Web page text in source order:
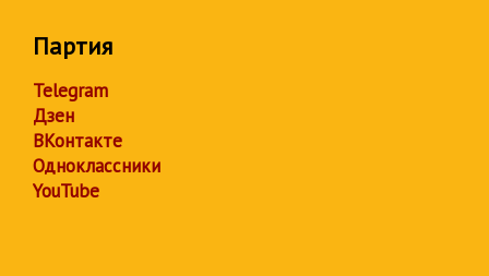
Партия
Telegram
Дзен
ВКонтакте
Одноклассники
YouTube